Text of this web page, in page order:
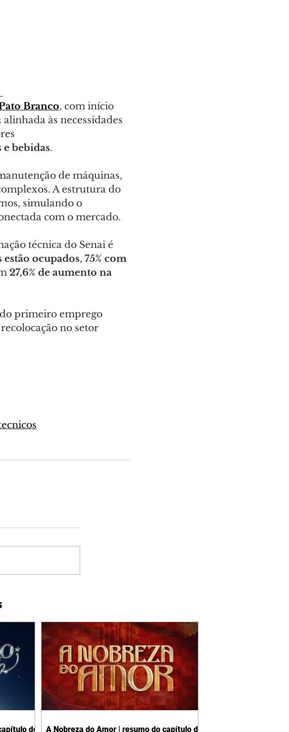
Branco, com início
às necessidades
bebidas.
de máquinas,
A estrutura do
simulando o
com o mercado.
técnica do Senai é
estão ocupados, 75% com
27,6% de aumento na
primeiro emprego
no setor
de
A Nobreza do Amor | resumo do capítulo de